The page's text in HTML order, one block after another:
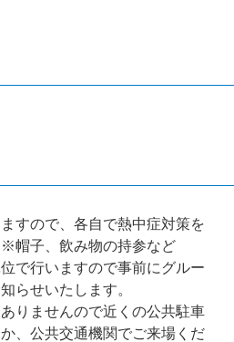
すので、各自で熱中症対策を
帽子、飲み物の持参など
で行いますので事前にグルー
らせいたします。
りませんので近くの公共駐車
、公共交通機関でご来場くだ